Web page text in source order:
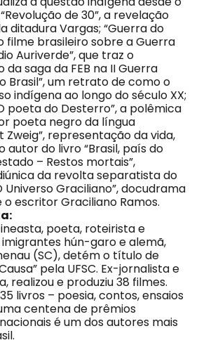
de 30”, a revelação
ditadura Vargas; “Guerra do
filme brasileiro sobre a Guerra
Auriverde”, que traz o
saga da FEB na II Guerra
Brasil”, um retrato de como o
indígena ao longo do século XX;
poeta do Desterro”, a polêmica
poeta negro da língua
Zweig”, representação da vida,
autor do livro “Brasil, país do
– Restos mortais”,
da revolta separatista do
Universo Graciliano”, docudrama
escritor Graciliano Ramos.
poeta, roteirista e
hún-garo e alemã,
(SC), detém o título de
pela UFSC. Ex-jornalista e
realizou e produziu 38 filmes.
livros – poesia, contos, ensaios
centena de prêmios
é um dos autores mais